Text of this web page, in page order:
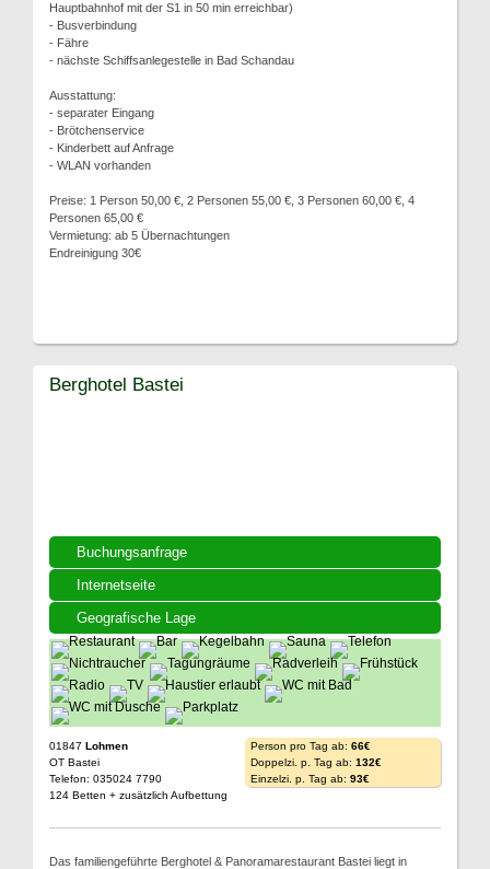
Hauptbahnhof mit der S1 in 50 min erreichbar)
- Busverbindung
- Fähre
- nächste Schiffsanlegestelle in Bad Schandau
Ausstattung:
- separater Eingang
- Brötchenservice
- Kinderbett auf Anfrage
- WLAN vorhanden
Preise: 1 Person 50,00 €, 2 Personen 55,00 €, 3 Personen 60,00 €, 4
Personen 65,00 €
Vermietung: ab 5 Übernachtungen
Endreinigung 30€
Buchungsanfrage
Internetseite
Geografische Lage
Berghotel Bastei
01847 Lohmen
OT Bastei
Telefon: 035024 7790
124 Betten + zusätzlich Aufbettung
Person pro Tag ab: 66€
Doppelzi. p. Tag ab: 132€
Einzelzi. p. Tag ab: 93€
Das familiengeführte Berghotel & Panoramarestaurant Bastei liegt in